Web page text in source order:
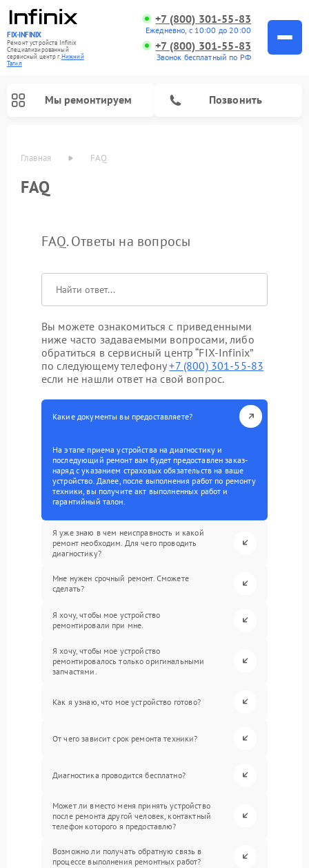
FIX-INFINIX
Ремонт устройств Infinix
Специализированный
cервисный центр г.Нижний
Тагил
+7 (800) 301-55-83
Ежедневно, с 10:00 до 20:00
+7 (800) 301-55-83
Звонок бесплатный по РФ
Мы ремонтируем Позвонить
Главная FAQ
FAQ
FAQ. Ответы на вопросы
Вы можете ознакомиться с приведенными
ниже часто задаваемыми вопросами, либо
обратиться в сервисный центр “FIX-Infinix”
по следующему телефону+7 (800) 301-55-83
если не нашли ответ на свой вопрос.
Какие документы вы предоставляете?
На этапе приема устройства на диагностику и
последующий ремонт вам будет предоставлен заказ-
наряд с указанием страховых обязательств на ваше
устройство. Далее, после выполнения работ по ремонту
техники, вы получите акт выполненных работ и
гарантийный талон.
Я уже знаю в чем неисправность и какой
ремонт необходим. Для чего проводить
диагностику?
Мне нужен срочный ремонт. Сможете
сделать?
Я хочу, чтобы мое устройство
ремонтировали при мне.
Я хочу, чтобы мое устройство
ремонтировалось только оригинальными
запчастями.
Как я узнаю, что мое устройство готово?
От чего зависит срок ремонта техники?
Диагностика проводится бесплатно?
Может ли вместо меня принять устройство
после ремонта другой человек, контактный
телефон которого я предоставлю?
Возможно ли получать обратную связь в
процессе выполнения ремонтных работ?